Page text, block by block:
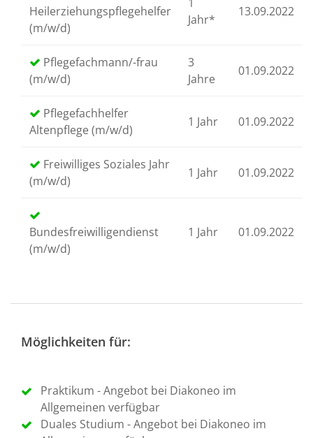
Heilerziehungspflegehelfer
(m/w/d)
Jahr*
13.09.2022
Pflegefachmann/-frau
(m/w/d)
3
Jahre
01.09.2022
Pflegefachhelfer
Altenpflege (m/w/d)
1 Jahr 01.09.2022
Freiwilliges Soziales Jahr
(m/w/d)
1 Jahr 01.09.2022
Bundesfreiwilligendienst
(m/w/d)
1 Jahr 01.09.2022
Möglichkeiten für:
Praktikum - Angebot bei Diakoneo im
Allgemeinen verfügbar
Duales Studium - Angebot bei Diakoneo im